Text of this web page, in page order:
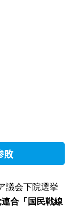
敗
議会下院選挙
合「国民戦線